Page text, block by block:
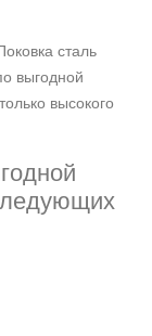
сталь
выгодной
высокого